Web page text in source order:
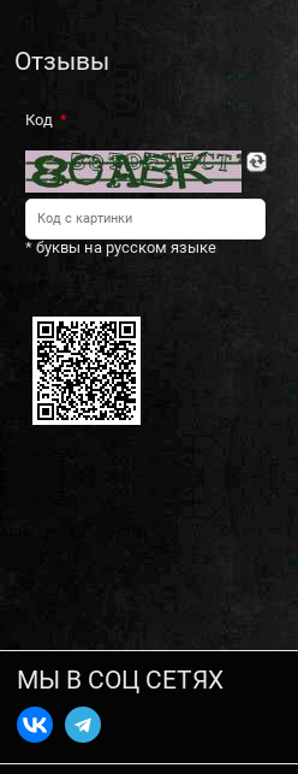
Отзывы
Код
* буквы на русском языке
МЫ В СОЦ СЕТЯХ